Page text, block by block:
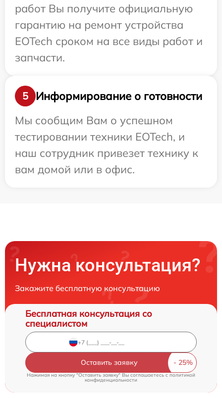
работ Вы получите официальную
гарантию на ремонт устройства
EOTech сроком на все виды работ и
запчасти.
5
Информирование о готовности
Мы сообщим Вам о успешном
тестировании техники EOTech, и
наш сотрудник привезет технику к
вам домой или в офис.
Нужна консультация?
Закажите бесплатную консультацию
Бесплатная консультация со
специалистом
Оставить заявку
Нажимая на кнопку "Оставить заявку" Вы соглашаетесь c политикой
конфиденциальности